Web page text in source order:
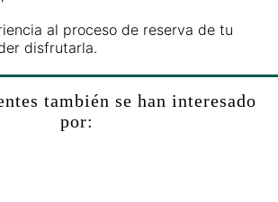
al proceso de reserva de tu
disfrutarla.
también se han interesado
por: